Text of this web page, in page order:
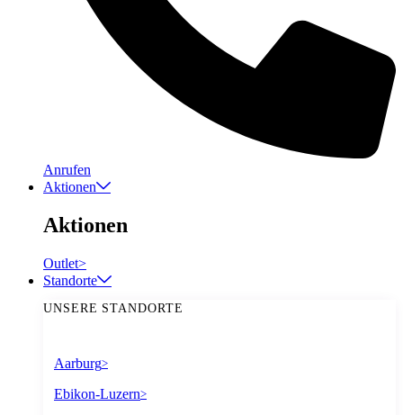
Anrufen
Aktionen
Aktionen
Outlet>
Standorte
UNSERE STANDORTE
Aarburg>
Ebikon-Luzern>